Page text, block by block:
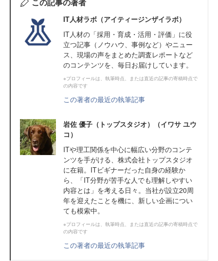
IT人材ラボ（アイティージンザイラボ）
IT⼈材の「採⽤・育成・活⽤・評価」に役
⽴つ記事（ノウハウ、事例など）やニュー
ス、現場の声をまとめた調査レポートなど
のコンテンツを、毎日お届けしています。
※プロフィールは、執筆時点、または直近の記事の寄稿時点で
の内容です
この著者の最近の執筆記事
岩佐 優子（トップスタジオ）（イワサ ユウ
コ）
ITや理工関係を中心に幅広い分野のコンテ
ンツを手がける、株式会社トップスタジオ
に在籍。ITビギナーだった自身の経験か
ら、「IT分野が苦手な人でも理解しやすい
内容とは」を考える日々。当社が設立20周
年を迎えたことを機に、新しい企画につい
ても模索中。
※プロフィールは、執筆時点、または直近の記事の寄稿時点で
の内容です
この著者の最近の執筆記事